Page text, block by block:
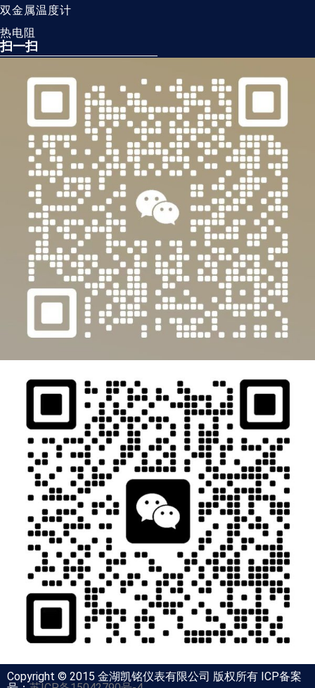
双金属温度计
热电阻
扫一扫
Copyright © 2015 金湖凯铭仪表有限公司 版权所有 ICP备案